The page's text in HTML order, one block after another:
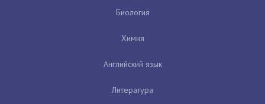
Биология
Химия
Английский язык
Литература